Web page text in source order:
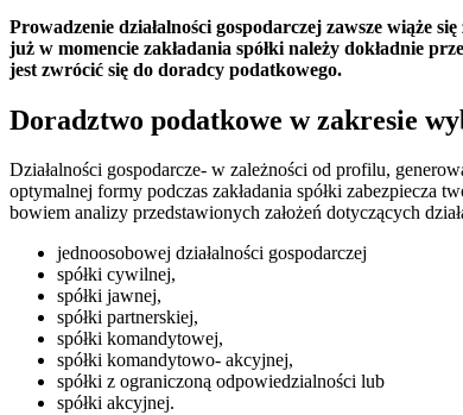
Prowadzenie działalności gospodarczej zawsze wiąże
już w momencie zakładania spółki należy dokładnie
jest zwrócić się do doradcy podatkowego.
Doradztwo podatkowe w zakresie
Działalności gospodarcze- w zależności od profilu,
optymalnej formy podczas zakładania spółki
bowiem analizy przedstawionych założeń dotyczących
jednoosobowej działalności gospodarczej
spółki cywilnej,
spółki jawnej,
spółki partnerskiej,
spółki komandytowej,
spółki komandytowo- akcyjnej,
spółki z ograniczoną odpowiedzialności lub
spółki akcyjnej.